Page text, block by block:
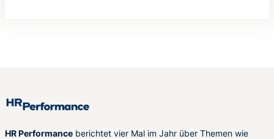
HR Performance berichtet vier Mal im Jahr über Themen wie